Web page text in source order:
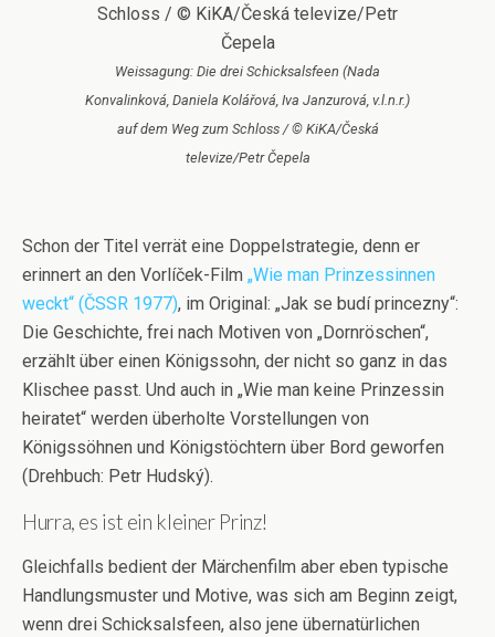
Weissagung: Die drei Schicksalsfeen (Nada
Konvalinková, Daniela Kolářová, Iva Janzurová, v.l.n.r.)
auf dem Weg zum Schloss / © KiKA/Česká
televize/Petr Čepela
Schon der Titel verrät eine Doppelstrategie, denn er
erinnert an den Vorlíček-Film „Wie man Prinzessinnen
weckt“ (ČSSR 1977), im Original: „Jak se budí princezny“:
Die Geschichte, frei nach Motiven von „Dornröschen“,
erzählt über einen Königssohn, der nicht so ganz in das
Klischee passt. Und auch in „Wie man keine Prinzessin
heiratet“ werden überholte Vorstellungen von
Königssöhnen und Königstöchtern über Bord geworfen
(Drehbuch: Petr Hudský).
Hurra, es ist ein kleiner Prinz!
Gleichfalls bedient der Märchenfilm aber eben typische
Handlungsmuster und Motive, was sich am Beginn zeigt,
wenn drei Schicksalsfeen, also jene übernatürlichen